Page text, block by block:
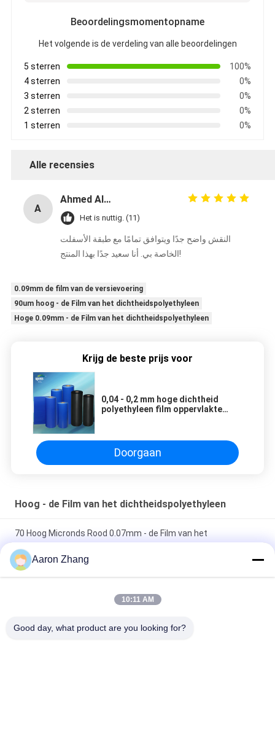
Beoordelingsmomentopname
Het volgende is de verdeling van alle beoordelingen
5 sterren
100%
4 sterren
0%
3 sterren
0%
2 sterren
0%
1 sterren
0%
Alle recensies
A
Ahmed Al-Mansouri
Het is nuttig. (11)
النقش واضح جدًا ويتوافق تمامًا مع طبقة الأسفلت
الخاصة بي. أنا سعيد جدًا بهذا المنتج!
0.09mm de film van de versievoering
90um hoog - de Film van het dichtheidspolyethyleen
Hoge 0.09mm - de Film van het dichtheidspolyethyleen
Krijg de beste prijs voor
0,04 - 0,2 mm hoge dichtheid
polyethyleen film oppervlakte
Doorgaan
Hoog - de Film van het dichtheidspolyethyleen
70 Hoog Micronds Rood 0.07mm - de Film van het
dichtheidspolyethyleen
60 bedekte het Micron Witte Enige Zij 0.06mm Silicone Film
Waterdichte Membranen
Aaron Zhang
10:11 AM
Good day, what product are you looking for?